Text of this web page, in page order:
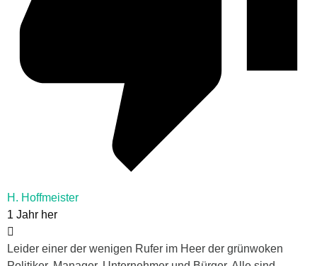
H. Hoffmeister
1 Jahr her
Leider einer der wenigen Rufer im Heer der grünwoken